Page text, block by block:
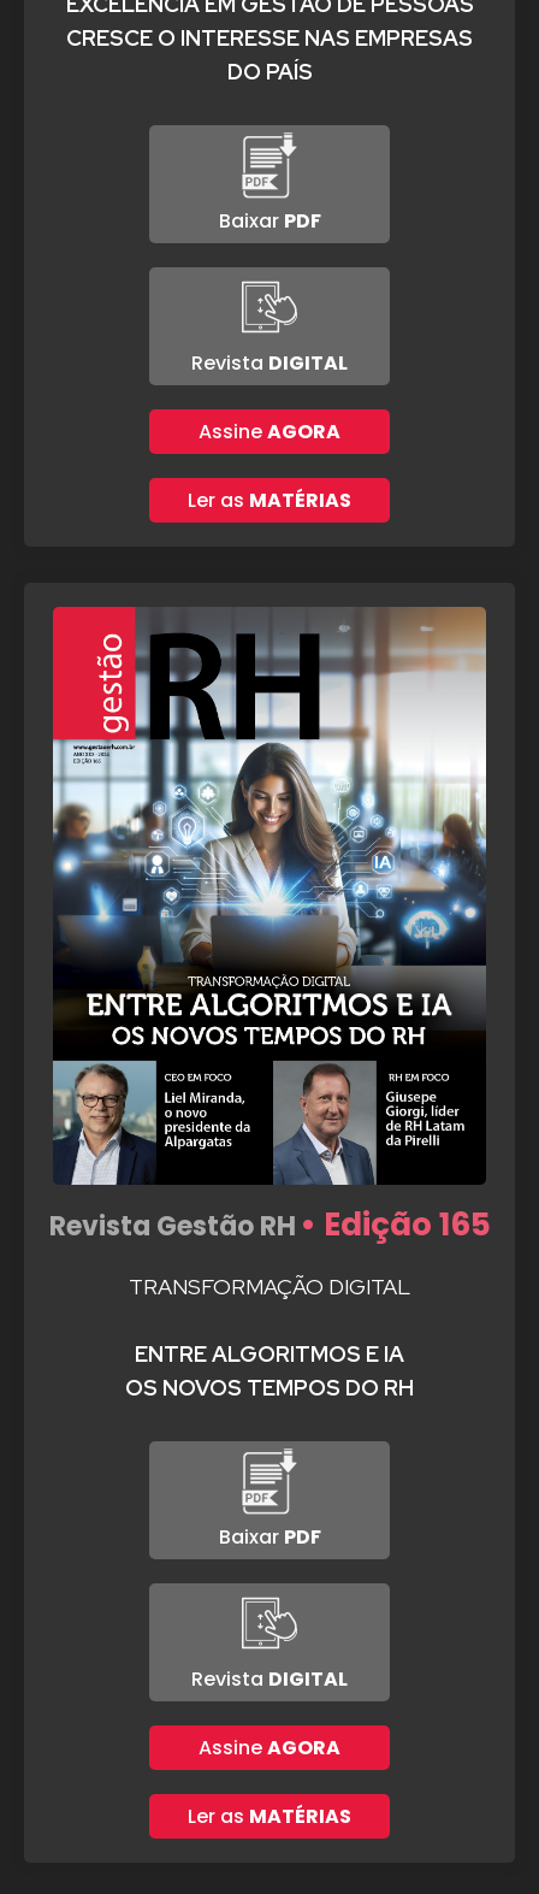
CRESCE O INTERESSE NAS EMPRESAS
DO PAÍS
Baixar PDF
Revista DIGITAL
AssineAGORA
Ler as MATÉRIAS
Revista Gestão RH • Edição 165
TRANSFORMAÇÃO DIGITAL
ENTRE ALGORITMOS E IA
OS NOVOS TEMPOS DO RH
Baixar PDF
Revista DIGITAL
AssineAGORA
Ler as MATÉRIAS